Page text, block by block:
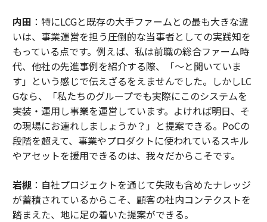
内田 ：特にLCGと既存の大手ファームとの最も大きな違
いは、事業運営を担う圧倒的な当事者としての実践知を
もっている点です。例えば、私は前職の総合ファーム時
代、他社の先進事例を紹介する際、「〜と聞いていま
す」という感じで伝えざるをえませんでした。しかしLC
Gなら、「私たちのグループでも実際にこのシステムを
実装・運用し事業を運営しています。よければ明日、そ
の現場にお連れしましょうか？」と提案できる。PoCの
段階を超えて、事業やプロダクトに使われているスキル
やアセットを援用できるのは、我々だからこそです。
岩槻：自社プロジェクトを通じて失敗も含めたナレッジ
が蓄積されているからこそ、顧客の社内コンテクストを
踏まえた、地に足の着いた提案ができる。